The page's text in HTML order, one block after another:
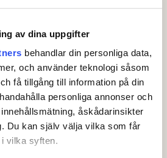
av dina uppgifter
behandlar din personliga data,
och använder teknologi såsom
få tillgång till information på din
personliga annonser och
åskådarinsikter
Du kan själv välja vilka som får
vilka syften.
Mariusz
Joakim
Stefan
Christian